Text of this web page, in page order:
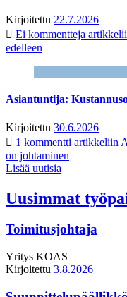
Kirjoitettu 22.7.2026
Ei kommentteja
edelleen
Asiantuntija:
Kirjoitettu 30.6.2026
1 kommentti artikkeliin
on johtaminen
Lisää uutisia
Uusimmat
Toimitusjohtaja
Yritys KOAS
Kirjoitettu 3.8.2026